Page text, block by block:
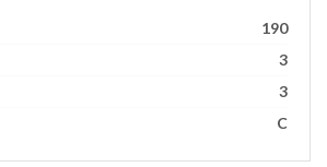
190
3
3
C